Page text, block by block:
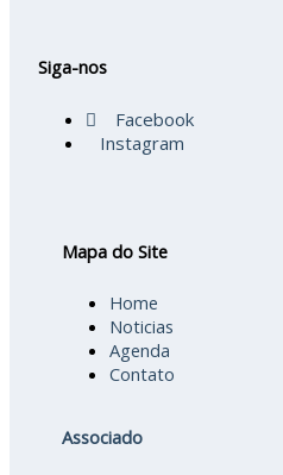
Siga-nos
Facebook
Instagram
Mapa do Site
Home
Noticias
Agenda
Contato
Associado